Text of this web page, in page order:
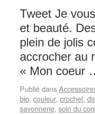
Tweet Je
et beauté.
plein de jolis
accrocher au
« Mon coeur
Publié dans
bio, couleur, crochet,
savonnerie, soin du